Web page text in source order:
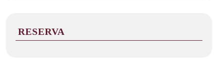
RESERVA